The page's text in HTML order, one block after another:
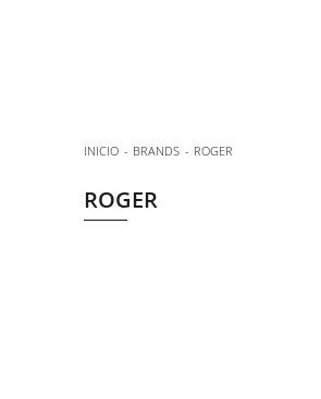
INICIO BRANDS ROGER
ROGER